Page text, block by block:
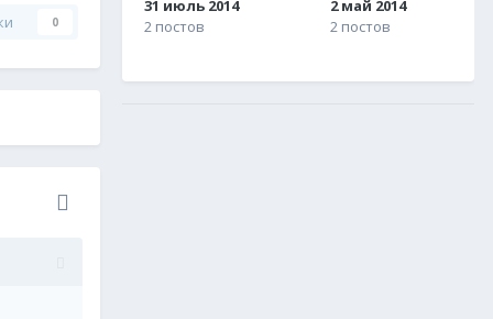
0
31 июль 2014
2 постов
2 май 2014
2 постов